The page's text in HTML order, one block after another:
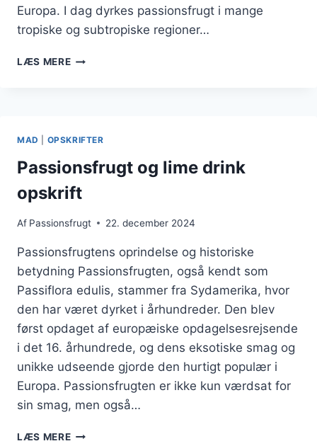
Europa. I dag dyrkes passionsfrugt i mange
tropiske og subtropiske regioner…
LÆS MEREPASSIONSFRUGT
MAD OPSKRIFTER
Passionsfrugt og lime drink
opskrift
Af Passionsfrugt 22. december 2024
Passionsfrugtens oprindelse og historiske
betydning Passionsfrugten, også kendt som
Passiflora edulis, stammer fra Sydamerika, hvor
den har været dyrket i århundreder. Den blev
først opdaget af europæiske opdagelsesrejsende
i det 16. århundrede, og dens eksotiske smag og
unikke udseende gjorde den hurtigt populær i
Europa. Passionsfrugten er ikke kun værdsat for
sin smag, men også…
LÆS MEREPASSIONSFRUGT